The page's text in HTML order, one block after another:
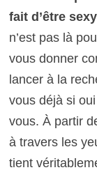
fait d’être sexy
n’est pas là
vous donner
lancer à la
vous déjà si
vous. À partir
à travers les
tient